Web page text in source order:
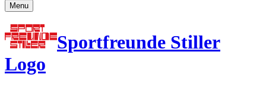
Menu
Sportfreunde Stiller
Logo